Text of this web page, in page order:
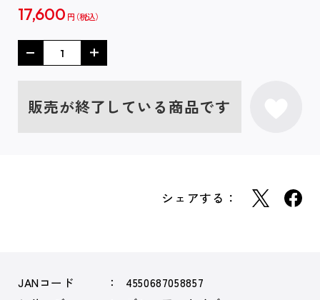
17,600 円
販売が終了している商品です
シェアする：
JANコード
4550687058857